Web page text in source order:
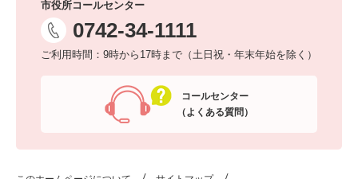
市役所コールセンター
0742-34-1111
ご利用時間：9時から17時まで（土日祝・年末年始を除く）
コールセンター
（よくある質問）